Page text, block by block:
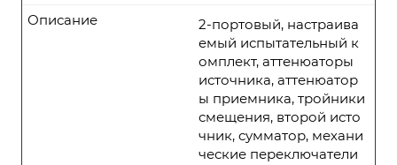
2-портовый, настраива
емый испытательный к
омплект, аттенюаторы
источника, аттенюатор
ы приемника, тройники
смещения, второй исто
чник, сумматор, механи
ческие переключатели
Описание